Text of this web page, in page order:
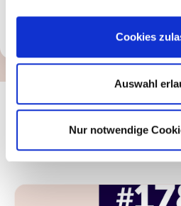
Cookies
Auswahl
Nur notwendige
Das könnte Sie
interessieren